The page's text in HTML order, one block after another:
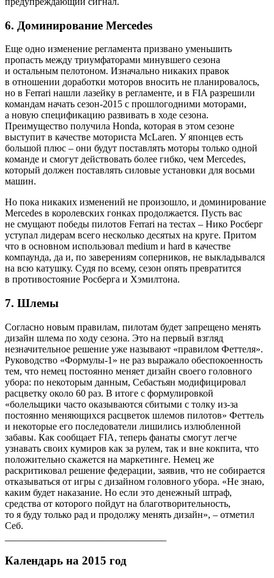
6. Доминирование Mercedes
Еще одно изменение регламента призвано уменьшить
пропасть между триумфаторами минувшего сезона
и остальным пелотоном. Изначально никаких правок
в отношении доработки моторов вносить не планировалось,
но в Ferrari нашли лазейку в регламенте, и в FIA разрешили
командам начать сезон‑2015 с прошлогодними моторами,
а новую спецификацию развивать в ходе сезона.
Преимущество получила Honda, которая в этом сезоне
выступит в качестве моториста McLaren. У японцев есть
большой плюс – они будут поставлять моторы только одной
команде и смогут действовать более гибко, чем Mercedes,
который должен поставлять силовые установки для восьми
машин.
Но пока никаких изменений не произошло, и доминирование
Mercedes в королевских гонках продолжается. Пусть вас
не смущают победы пилотов Ferrari на тестах – Нико Росберг
уступал лидерам всего несколько десятых на круге. Притом
что в основном использовал medium и hard в качестве
компаунда, да и, по заверениям соперников, не выкладывался
на всю катушку. Судя по всему, сезон опять превратится
в противостояние Росберга и Хэмилтона.
7. Шлемы
Согласно новым правилам, пилотам будет запрещено менять
дизайн шлема по ходу сезона. Это на первый взгляд
незначительное решение уже называют «правилом Феттеля».
Руководство «Формулы‑1» не раз выражало обеспокоенность
тем, что немец постоянно меняет дизайн своего головного
убора: по некоторым данным, Себастьян модифицировал
расцветку около 60 раз. В итоге с формулировкой
«болельщики часто оказываются сбитыми с толку из-за
постоянно меняющихся расцветок шлемов пилотов» Феттель
и некоторые его последователи лишились излюбленной
забавы. Как сообщает FIA, теперь фанаты смогут легче
узнавать своих кумиров как за рулем, так и вне кокпита, что
положительно скажется на маркетинге. Немец же
раскритиковал решение федерации, заявив, что не собирается
отказываться от игры с дизайном головного убора. «Не знаю,
каким будет наказание. Но если это денежный штраф,
средства от которого пойдут на благотворительность,
то я буду только рад и продолжу менять дизайн», – отметил
Себ.
Календарь на 2015 год